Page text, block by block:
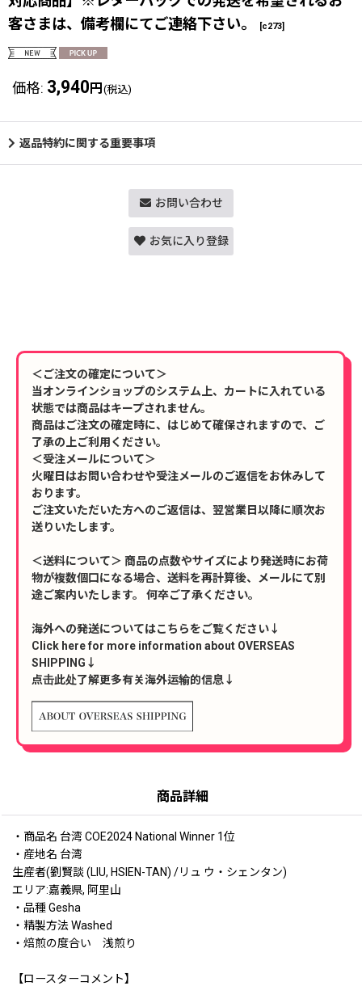
客さまは、備考欄にてご連絡下さい。
[c273]
価格: 3,940 円 (税込)
返品特約に関する重要事項
お問い合わせ
お気に入り登録
＜ご注文の確定について＞
当オンラインショップのシステム上、カートに入れている
状態では商品はキープされません。
商品はご注文の確定時に、はじめて確保されますので、ご
了承の上ご利用ください。
＜受注メールについて＞
火曜日はお問い合わせや受注メールのご返信をお休みして
おります。
ご注文いただいた方へのご返信は、翌営業日以降に順次お
送りいたします。
＜送料について＞ 商品の点数やサイズにより発送時にお荷
物が複数個口になる場合、送料を再計算後、メールにて別
途ご案内いたします。 何卒ご了承ください。
海外への発送についてはこちらをご覧ください↓
Click here for more information about OVERSEAS
SHIPPING↓
点击此处了解更多有关海外运输的信息↓
商品詳細
・商品名 台湾 COE2024 National Winner 1位
・産地名 台湾
生産者(劉賢談 (LIU, HSIEN-TAN) /リュ ウ・シェンタン)
エリア:嘉義県, 阿里山
・品種 Gesha
・精製方法 Washed
・焙煎の度合い 浅煎り
【ロースターコメント】